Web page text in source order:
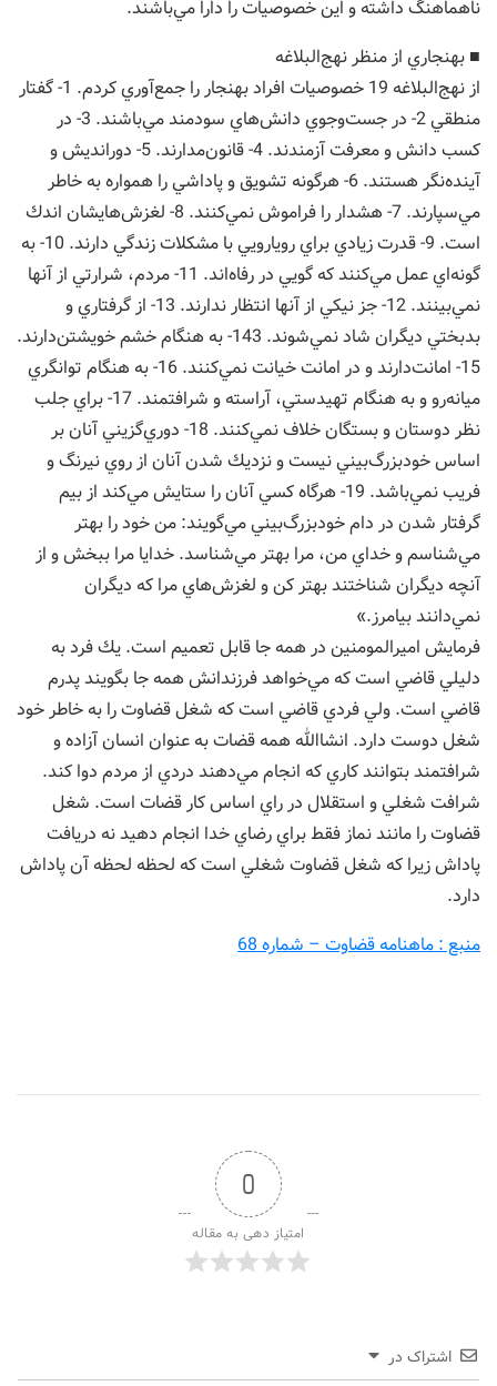
ناهماهنگ داشته و اين خصوصيات را دارا مي‌باشند.
■ بهنجاري از منظر نهج‌البلاغه
از نهج‌البلاغه 19 خصوصيات افراد بهنجار را جمع‌آوري كردم. 1- گفتار
منطقي 2- در جست‌وجوي دانش‌هاي سودمند مي‌باشند. 3- در
كسب دانش و معرفت آزمندند. 4- قانون‌مدارند. 5- دورانديش و
آينده‌نگر هستند. 6- هرگونه تشويق و پاداشي را همواره به خاطر
مي‌سپارند. 7- هشدار را فراموش نمي‌كنند. 8- لغزش‌هايشان اندك
است. 9- قدرت زيادي براي رويارويي با مشكلات زندگي دارند. 10- به
گونه‌اي عمل مي‌كنند كه گويي در رفاه‌اند. 11- مردم، شرارتي از آنها
نمي‌بينند. 12- جز نيكي از آنها انتظار ندارند. 13- از گرفتاري و
بدبختي ديگران شاد نمي‌شوند. 143- به هنگام خشم خويشتن‌دارند.
15- امانت‌دارند و در امانت خيانت نمي‌كنند. 16- به هنگام توانگري
ميانه‌رو و به هنگام تهيدستي، آراسته و شرافتمند. 17- براي جلب
نظر دوستان و بستگان خلاف نمي‌كنند. 18- دوري‌گزيني آنان بر
اساس خودبزرگ‌بيني نيست و نزديك شدن آنان از روي نيرنگ و
فريب نمي‌باشد. 19- هرگاه كسي آنان را ستايش مي‌كند از بيم
گرفتار شدن در دام خودبزرگ‌بيني مي‌گويند: من خود را بهتر
مي‌شناسم و خداي من، مرا بهتر مي‌شناسد. خدايا مرا ببخش و از
آنچه ديگران شناختند بهتر كن و لغزش‌هاي مرا كه ديگران
نمي‌دانند بيامرز.»
فرمايش اميرالمومنين در همه جا قابل تعميم است. يك فرد به
دليلي قاضي است كه مي‌خواهد فرزندانش همه جا بگويند پدرم
قاضي است. ولي فردي قاضي است كه شغل قضاوت را به خاطر خود
شغل دوست دارد. انشاالله همه قضات به عنوان انسان آزاده و
شرافتمند بتوانند كاري كه انجام مي‌دهند دردي از مردم دوا كند.
شرافت شغلي و استقلال در راي اساس كار قضات است. شغل
قضاوت را مانند نماز فقط براي رضاي خدا انجام دهيد نه دريافت
پاداش زيرا كه شغل قضاوت شغلي است كه لحظه لحظه آن پاداش
دارد.
منبع : ماهنامه قضاوت – شماره 68
0
امتیاز دهی به مقاله
اشتراک در